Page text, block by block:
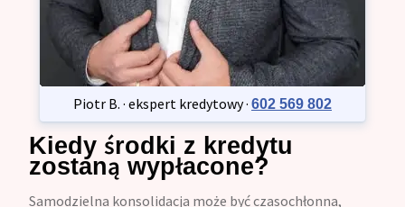
Piotr B. · ekspert kredytowy · 602 569 802
Kiedy środki z kredytu
zostaną wypłacone?
Samodzielna konsolidacja może być czasochłonna,